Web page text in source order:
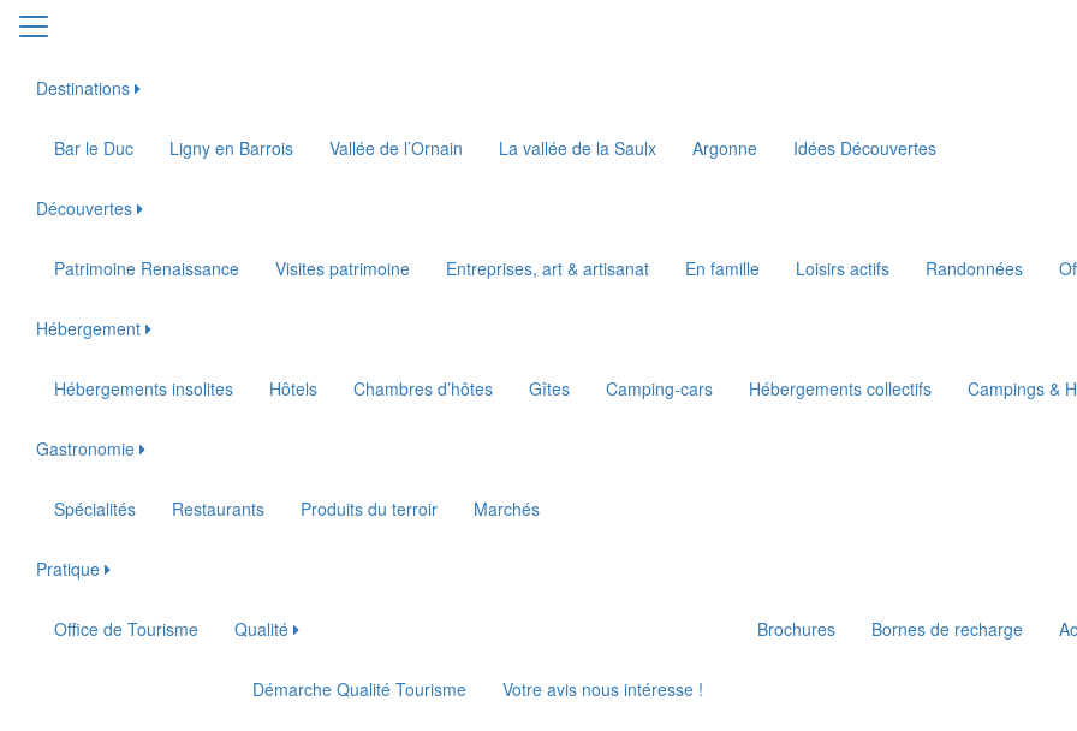
Destinations
Bar le Duc Ligny en Barrois Vallée de l’Ornain La vallée de la Saulx Argonne Idées Découvertes
Découvertes
Patrimoine Renaissance Visites patrimoine Entreprises, art & artisanat En famille Loisirs actifs Randonnées
Hébergement
Hébergements insolites Hôtels Chambres d’hôtes Gîtes Camping-cars Hébergements collectifs Campings &
Gastronomie
Spécialités Restaurants Produits du terroir Marchés
Pratique
Office de Tourisme Qualité
Démarche Qualité Tourisme Votre avis nous intéresse !
Brochures Bornes de recharge